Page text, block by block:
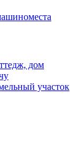
дом
участок